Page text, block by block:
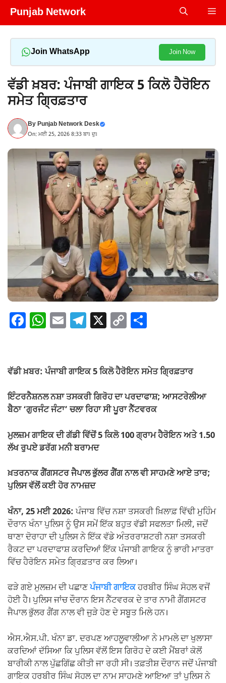
Skip
Punjab Network
Join WhatsApp Join Now
ਵੱਡੀ ਖ਼ਬਰ: ਪੰਜਾਬੀ ਗਾਇਕ 5 ਕਿਲੋ ਹੈਰੋਇਨ
ਸਮੇਤ ਗ੍ਰਿਫ਼ਤਾਰ
ByPunjab Network Desk
On: ਮਈ 25, 2026 8:33 ਬਾਃ ਦੁਃ
F
e
b
o
o
k
W
s
p
p
E T
gr
m
X C
y
n
k
e
ਵੱਡੀ ਖ਼ਬਰ: ਪੰਜਾਬੀ ਗਾਇਕ 5 ਕਿਲੋ ਹੈਰੋਇਨ ਸਮੇਤ ਗ੍ਰਿਫ਼ਤਾਰ
ਇੰਟਰਨੈਸ਼ਨਲ ਨਸ਼ਾ ਤਸਕਰੀ ਗਿਰੋਹ ਦਾ ਪਰਦਾਫਾਸ਼; ਆਸਟਰੇਲੀਆ
ਬੈਠਾ ‘ਗੁਰਜੰਟ ਜੰਟਾ’ ਚਲਾ ਰਿਹਾ ਸੀ ਪੂਰਾ ਨੈੱਟਵਰਕ
ਮੁਲਜ਼ਮ ਗਾਇਕ ਦੀ ਗੱਡੀ ਵਿੱਚੋਂ 5 ਕਿਲੋ 100 ਗ੍ਰਾਮ ਹੈਰੋਇਨ ਅਤੇ 1.50
ਲੱਖ ਰੁਪਏ ਡਰੱਗ ਮਨੀ ਬਰਾਮਦ
ਖ਼ਤਰਨਾਕ ਗੈਂਗਸਟਰ ਜੈਪਾਲ ਭੁੱਲਰ ਗੈਂਗ ਨਾਲ ਵੀ ਸਾਹਮਣੇ ਆਏ ਤਾਰ;
ਪੁਲਿਸ ਵੱਲੋਂ ਕਈ ਹੋਰ ਨਾਮਜ਼ਦ
ਖੰਨਾ, 25 ਮਈ 2026:ਪੰਜਾਬ ਵਿੱਚ ਨਸ਼ਾ ਤਸਕਰੀ ਖ਼ਿਲਾਫ਼ ਵਿੱਢੀ ਮੁਹਿੰਮ
ਦੌਰਾਨ ਖੰਨਾ ਪੁਲਿਸ ਨੂੰ ਉਸ ਸਮੇਂ ਇੱਕ ਬਹੁਤ ਵੱਡੀ ਸਫਲਤਾ ਮਿਲੀ, ਜਦੋਂ
ਥਾਣਾ ਦੋਰਾਹਾ ਦੀ ਪੁਲਿਸ ਨੇ ਇੱਕ ਵੱਡੇ ਅੰਤਰਰਾਸ਼ਟਰੀ ਨਸ਼ਾ ਤਸਕਰੀ
ਰੈਕਟ ਦਾ ਪਰਦਾਫਾਸ਼ ਕਰਦਿਆਂ ਇੱਕ ਪੰਜਾਬੀ ਗਾਇਕ ਨੂੰ ਭਾਰੀ ਮਾਤਰਾ
ਵਿੱਚ ਹੈਰੋਇਨ ਸਮੇਤ ਗ੍ਰਿਫ਼ਤਾਰ ਕਰ ਲਿਆ।
ਫੜੇ ਗਏ ਮੁਲਜ਼ਮ ਦੀ ਪਛਾਣਪੰਜਾਬੀ ਗਾਇਕਹਰਬੀਰ ਸਿੰਘ ਸੋਹਲ ਵਜੋਂ
ਹੋਈ ਹੈ। ਪੁਲਿਸ ਜਾਂਚ ਦੌਰਾਨ ਇਸ ਨੈੱਟਵਰਕ ਦੇ ਤਾਰ ਨਾਮੀ ਗੈਂਗਸਟਰ
ਜੈਪਾਲ ਭੁੱਲਰ ਗੈਂਗ ਨਾਲ ਵੀ ਜੁੜੇ ਹੋਣ ਦੇ ਸਬੂਤ ਮਿਲੇ ਹਨ।
ਐਸ.ਐਸ.ਪੀ. ਖੰਨਾ ਡਾ. ਦਰਪਣ ਆਹਲੂਵਾਲੀਆ ਨੇ ਮਾਮਲੇ ਦਾ ਖੁਲਾਸਾ
ਕਰਦਿਆਂ ਦੱਸਿਆ ਕਿ ਪੁਲਿਸ ਵੱਲੋਂ ਇਸ ਗਿਰੋਹ ਦੇ ਕਈ ਮੈਂਬਰਾਂ ਕੋਲੋਂ
ਬਾਰੀਕੀ ਨਾਲ ਪੁੱਛਗਿੱਛ ਕੀਤੀ ਜਾ ਰਹੀ ਸੀ। ਤਫ਼ਤੀਸ਼ ਦੌਰਾਨ ਜਦੋਂ ਪੰਜਾਬੀ
ਗਾਇਕ ਹਰਬੀਰ ਸਿੰਘ ਸੋਹਲ ਦਾ ਨਾਮ ਸਾਹਮਣੇ ਆਇਆ ਤਾਂ ਪੁਲਿਸ ਨੇ